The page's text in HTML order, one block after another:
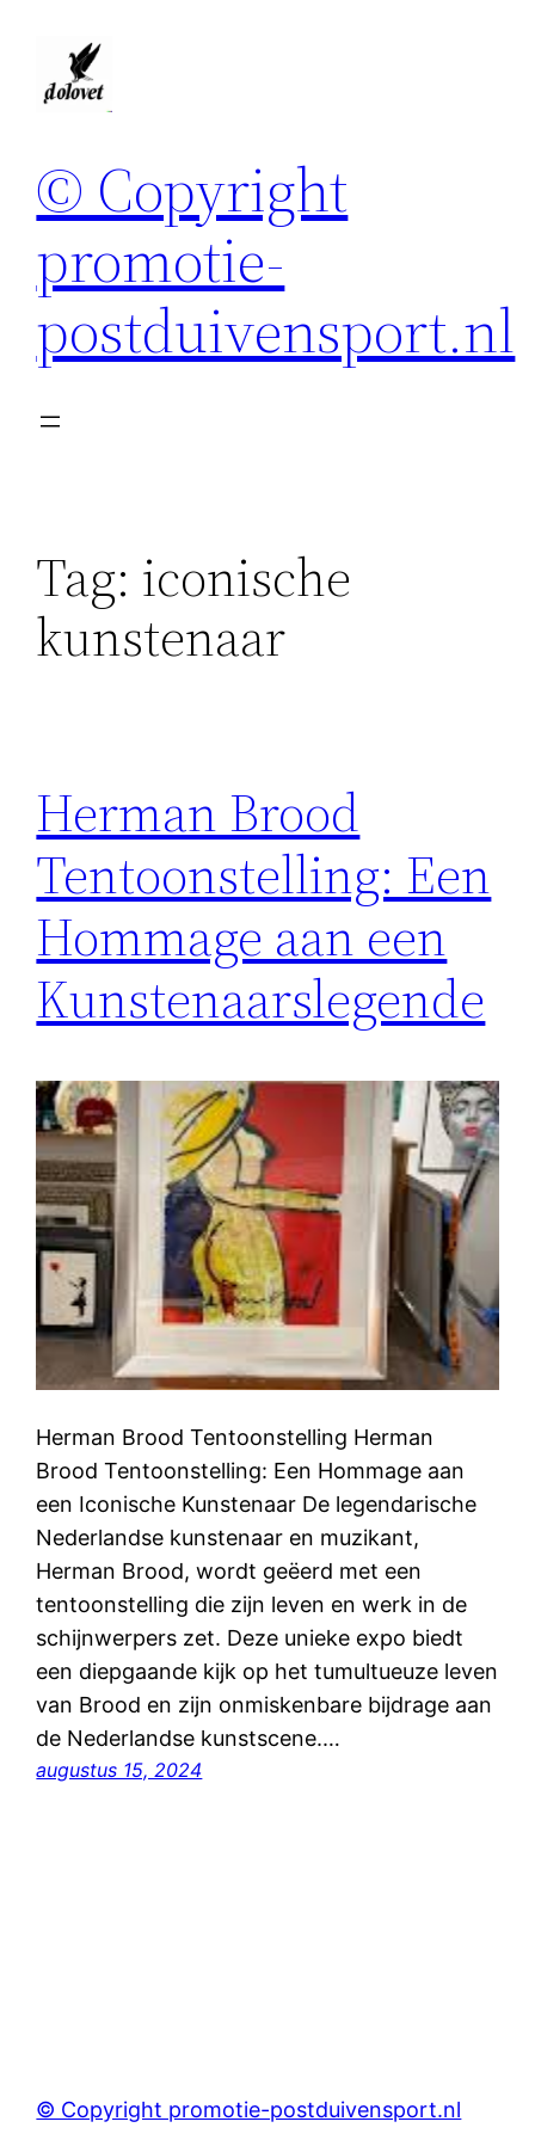
© Copyright
promotie-
postduivensport.nl
Tag: iconische
kunstenaar
Herman Brood
Tentoonstelling: Een
Hommage aan een
Kunstenaarslegende
Herman Brood Tentoonstelling Herman
Brood Tentoonstelling: Een Hommage aan
een Iconische Kunstenaar De legendarische
Nederlandse kunstenaar en muzikant,
Herman Brood, wordt geëerd met een
tentoonstelling die zijn leven en werk in de
schijnwerpers zet. Deze unieke expo biedt
een diepgaande kijk op het tumultueuze leven
van Brood en zijn onmiskenbare bijdrage aan
de Nederlandse kunstscene.…
augustus 15, 2024
© Copyright promotie-postduivensport.nl